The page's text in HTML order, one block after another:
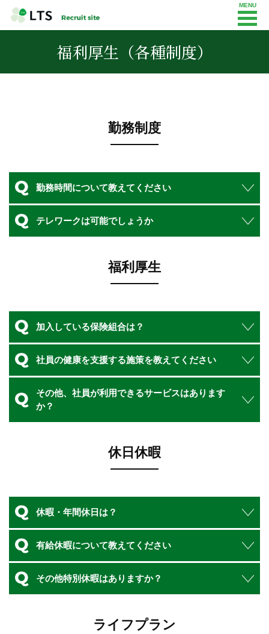
福利厚生（各種制度）
勤務制度
勤務時間について教えてください
テレワークは可能でしょうか
福利厚生
加入している保険組合は？
社員の健康を支援する施策を教えてください
その他、社員が利用できるサービスはあります
か？
休日休暇
休暇・年間休日は？
有給休暇について教えてください
その他特別休暇はありますか？
ライフプラン